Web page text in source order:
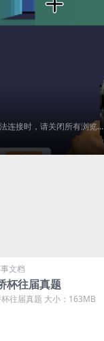
连接时，请关闭所有浏览...
文档
杯往届真题
往届真题 大小：163MB